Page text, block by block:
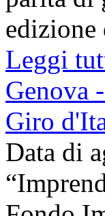
Leggi
Genova
Giro
Data di